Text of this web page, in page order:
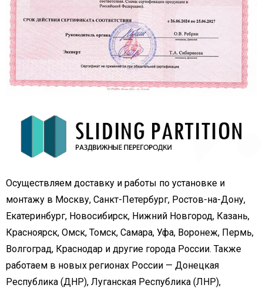
Осуществляем доставку и работы по установке и
монтажу в Москву, Санкт-Петербург, Ростов-на-Дону,
Екатеринбург, Новосибирск, Нижний Новгород, Казань,
Красноярск, Омск, Томск, Самара, Уфа, Воронеж, Пермь,
Волгоград, Краснодар и другие города России. Также
работаем в новых регионах России — Донецкая
Республика (ДНР), Луганская Республика (ЛНР),